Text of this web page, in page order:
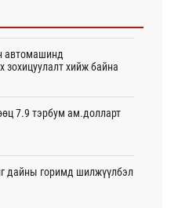
автомашинд
зохицуулалт хийж байна
7.9 тэрбум ам.долларт
дайны горимд шилжүүлбэл